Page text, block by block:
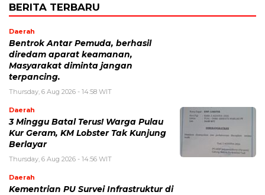
BERITA TERBARU
Daerah
Bentrok Antar Pemuda, berhasil
diredam aparat keamanan,
Masyarakat diminta jangan
terpancing.
Thursday, 6 Aug 2026 - 14:58 WIT
Daerah
3 Minggu Batal Terus! Warga Pulau
Kur Geram, KM Lobster Tak Kunjung
Berlayar
Thursday, 6 Aug 2026 - 14:56 WIT
Daerah
Kementrian PU Survei Infrastruktur di